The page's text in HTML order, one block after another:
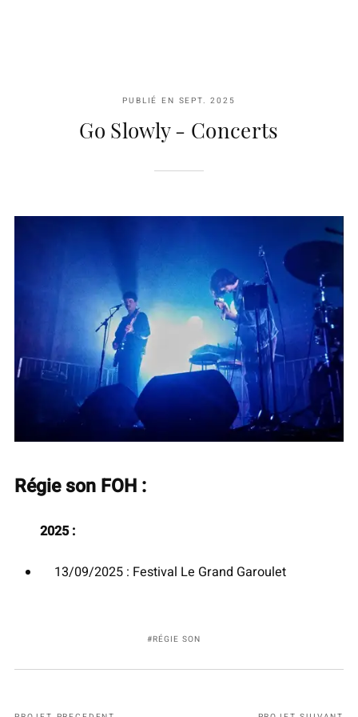
PUBLIÉ EN SEPT. 2025
Go Slowly - Concerts
Régie son FOH :
2025 :
13/09/2025 : Festival Le Grand Garoulet
RÉGIE SON